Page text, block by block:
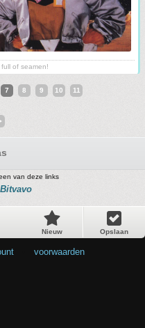
of seamen!
7 8 9 10 11
van deze links
Bitvavo
Nieuw Opslaan
voorwaarden